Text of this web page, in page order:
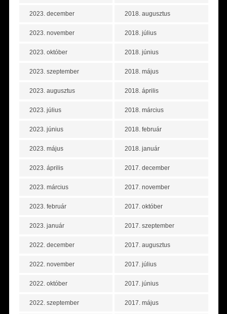
2023. december
2023. november
2023. október
2023. szeptember
2023. augusztus
2023. július
2023. június
2023. május
2023. április
2023. március
2023. február
2023. január
2022. december
2022. november
2022. október
2022. szeptember
2018. augusztus
2018. július
2018. június
2018. május
2018. április
2018. március
2018. február
2018. január
2017. december
2017. november
2017. október
2017. szeptember
2017. augusztus
2017. július
2017. június
2017. május